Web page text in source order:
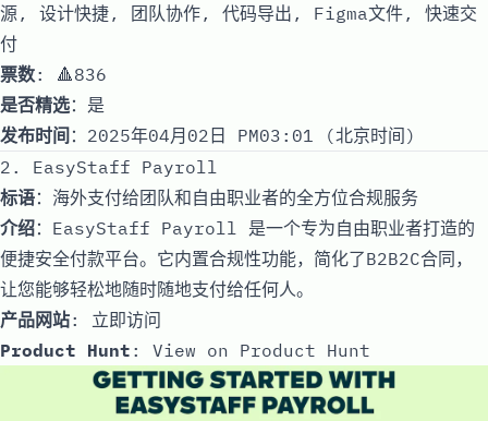
源, 设计快捷, 团队协作, 代码导出, Figma文件, 快速交
付
票数: 🔺836
是否精选：是
发布时间 ：2025年04月02日 PM03:01 (北京时间)
2. EasyStaff Payroll
标语：海外支付给团队和自由职业者的全方位合规服务
介绍：EasyStaff Payroll 是一个专为自由职业者打造的
便捷安全付款平台。它内置合规性功能，简化了B2B2C合同，
让您能够轻松地随时随地支付给任何人。
产品网站: 立即访问
Product Hunt : View on Product Hunt